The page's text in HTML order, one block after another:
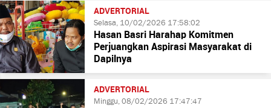
ADVERTORIAL
Selasa, 10/02/2026 17:58:02
Hasan Basri Harahap Komitmen
Perjuangkan Aspirasi Masyarakat di
Dapilnya
ADVERTORIAL
Minggu, 08/02/2026 17:47:47